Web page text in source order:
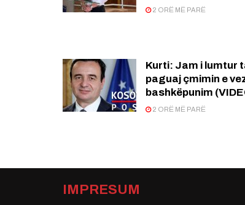
2 ORË MË PARË
Kurti: Jam i lumtur
paguaj çmimin e
bashkëpunim
2 ORË MË PARË
IMPRESUM